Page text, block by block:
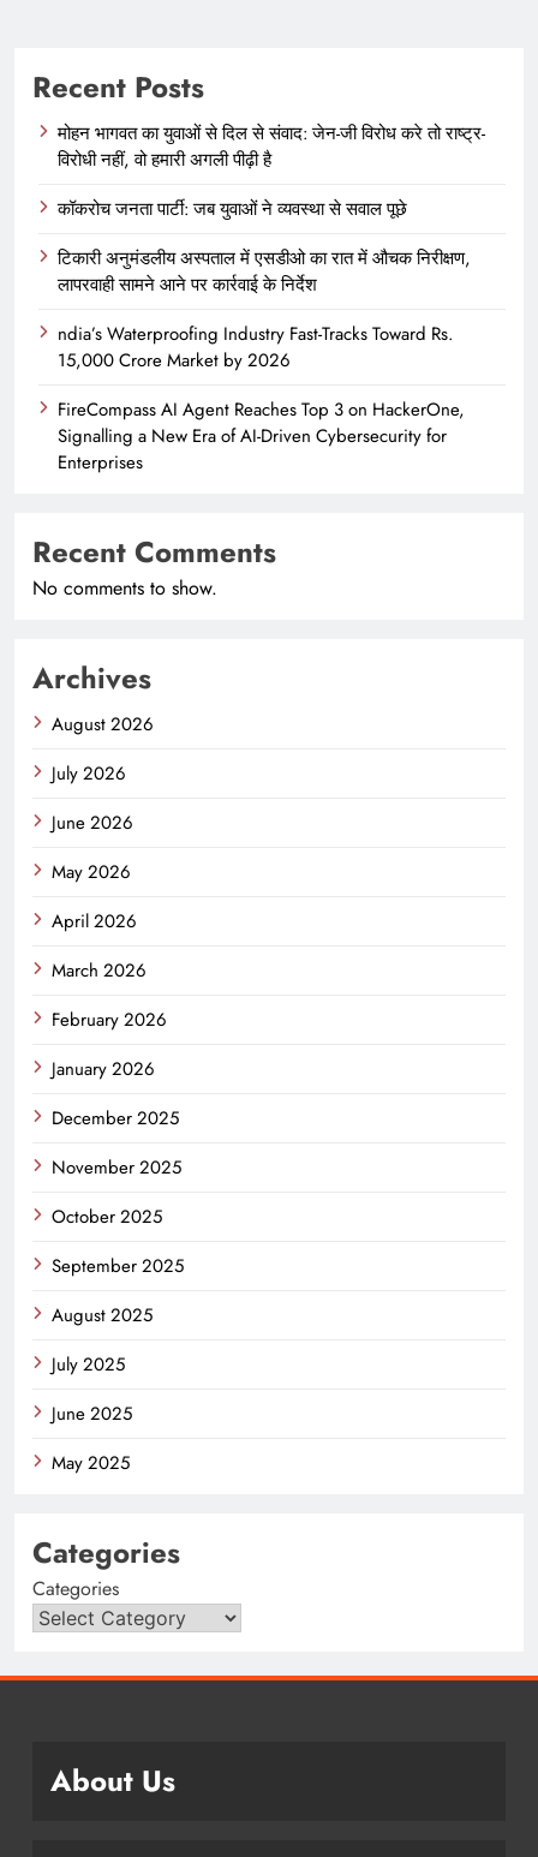
Recent Posts
मोहन भागवत का युवाओं से दिल से संवाद: जेन-जी विरोध करे तो राष्ट्र-
विरोधी नहीं, वो हमारी अगली पीढ़ी है
कॉकरोच जनता पार्टी: जब युवाओं ने व्यवस्था से सवाल पूछे
टिकारी अनुमंडलीय अस्पताल में एसडीओ का रात में औचक निरीक्षण,
लापरवाही सामने आने पर कार्रवाई के निर्देश
ndia’s Waterproofing Industry Fast-Tracks Toward Rs.
15,000 Crore Market by 2026
FireCompass AI Agent Reaches Top 3 on HackerOne,
Signalling a New Era of AI-Driven Cybersecurity for
Enterprises
Recent Comments
No comments to show.
Archives
August 2026
July 2026
June 2026
May 2026
April 2026
March 2026
February 2026
January 2026
December 2025
November 2025
October 2025
September 2025
August 2025
July 2025
June 2025
May 2025
Categories
Categories
About Us